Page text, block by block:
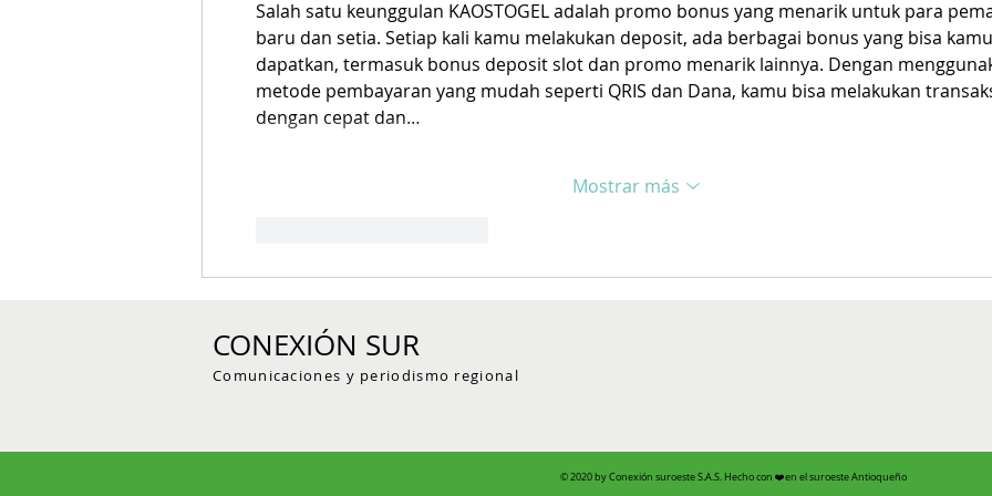
Salah satu keunggulan KAOSTOGEL adalah promo bonus yang menarik untuk para
baru dan setia. Setiap kali kamu melakukan deposit, ada berbagai bonus yang bisa
dapatkan, termasuk bonus deposit slot dan promo menarik lainnya. Dengan
metode pembayaran yang mudah seperti QRIS dan Dana, kamu bisa melakukan
dengan cepat dan…
Mostrar más
CONEXIÓN SUR
Comunicaciones y periodismo regional
© 2020 by Conexión suroeste S.A.S. Hecho con ❤️en el suroeste Antioqueño